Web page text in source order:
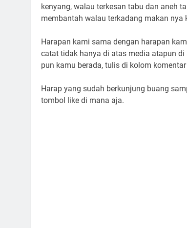
kenyang, walau terkesan tabu dan aneh
membantah walau terkadang makan nya
Harapan kami sama dengan harapan
catat tidak hanya di atas media atapun
pun kamu berada, tulis di kolom
Harap yang sudah berkunjung buang
tombol like di mana aja.